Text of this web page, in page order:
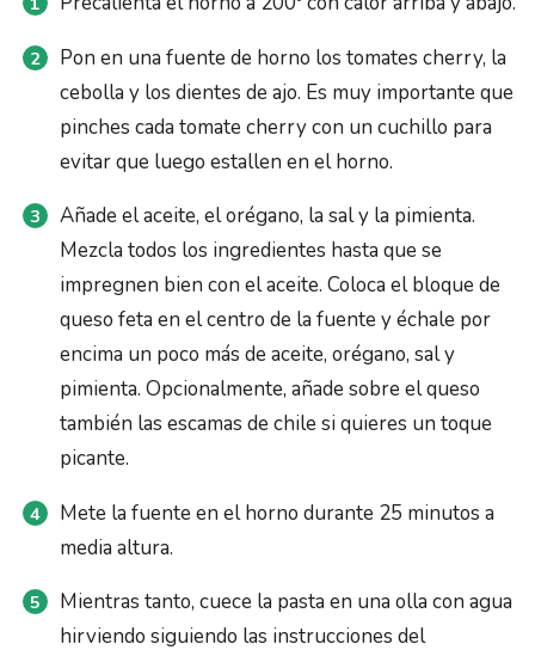
Pon en una fuente de horno los tomates cherry, la
cebolla y los dientes de ajo. Es muy importante que
pinches cada tomate cherry con un cuchillo para
evitar que luego estallen en el horno.
Añade el aceite, el orégano, la sal y la pimienta.
Mezcla todos los ingredientes hasta que se
impregnen bien con el aceite. Coloca el bloque de
queso feta en el centro de la fuente y échale por
encima un poco más de aceite, orégano, sal y
pimienta. Opcionalmente, añade sobre el queso
también las escamas de chile si quieres un toque
picante.
Mete la fuente en el horno durante 25 minutos a
media altura.
Mientras tanto, cuece la pasta en una olla con agua
hirviendo siguiendo las instrucciones del